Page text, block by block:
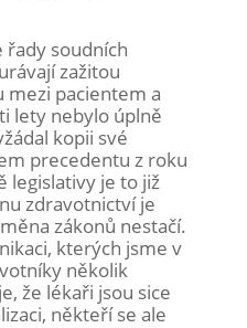
řady soudních
zažitou
mezi pacientem a
lety nebylo úplně
kopii své
precedentu z roku
legislativy je to již
zdravotnictví je
zákonů nestačí.
kterých jsme v
několik
že lékaři jsou sice
někteří se ale